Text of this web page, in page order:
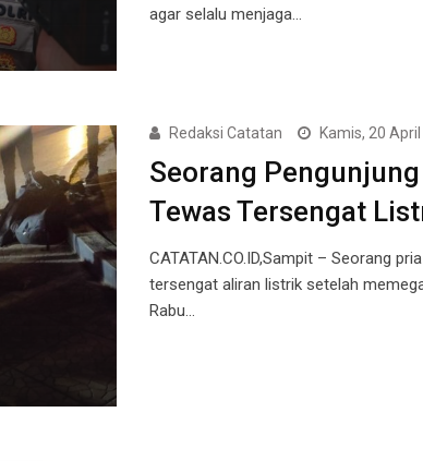
agar selalu menjaga…
Redaksi Catatan Kamis, 20
Seorang
Tewas Tersengat
CATATAN.CO.ID,Sampit – Seorang
tersengat aliran listrik setelah
Rabu…